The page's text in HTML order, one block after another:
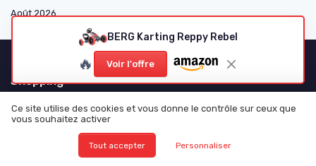
BERG Karting Reppy Rebel
🔥 Voir l'offre
Août 2026
Shopping
Pièces Mécaniques
Électricité et Électronique
Consommables et Entretien
Ce site utilise des cookies et vous donne le contrôle sur ceux que
vous souhaitez activer
Tout accepter Personnaliser